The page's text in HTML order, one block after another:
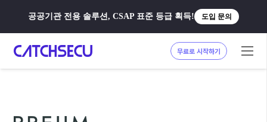
공공기관 전용 솔루션, CSAP 표준 등급 획득! 도입 문의
무료로 시작하기